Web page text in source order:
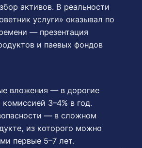
активов. В реальности
услуги» оказывал по
— презентация
и паевых фондов
вложения — в дорогие
3–4% в год.
— в сложном
из которого можно
первые 5–7 лет.